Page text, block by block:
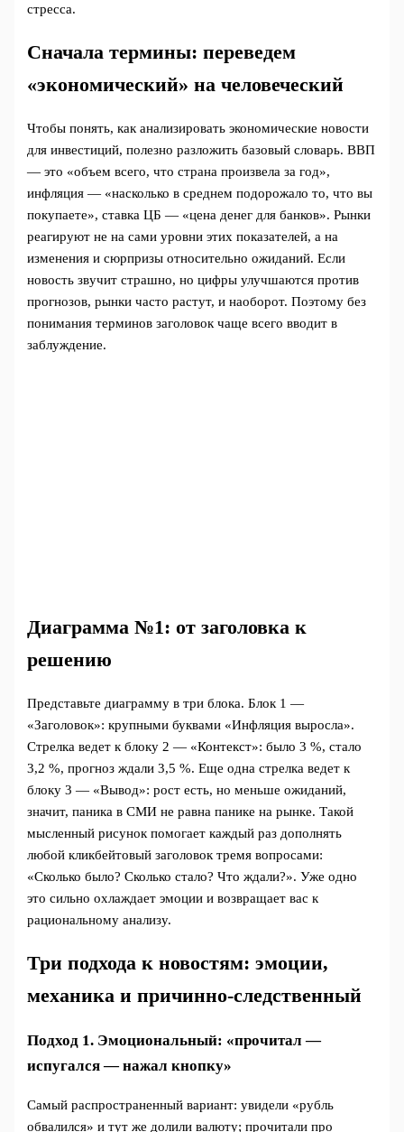
стресса.
Сначала термины: переведем
«экономический» на человеческий
Чтобы понять, как анализировать экономические новости
для инвестиций, полезно разложить базовый словарь. ВВП
— это «объем всего, что страна произвела за год»,
инфляция — «насколько в среднем подорожало то, что вы
покупаете», ставка ЦБ — «цена денег для банков». Рынки
реагируют не на сами уровни этих показателей, а на
изменения и сюрпризы относительно ожиданий. Если
новость звучит страшно, но цифры улучшаются против
прогнозов, рынки часто растут, и наоборот. Поэтому без
понимания терминов заголовок чаще всего вводит в
заблуждение.
Диаграмма №1: от заголовка к
решению
Представьте диаграмму в три блока. Блок 1 —
«Заголовок»: крупными буквами «Инфляция выросла».
Стрелка ведет к блоку 2 — «Контекст»: было 3 %, стало
3,2 %, прогноз ждали 3,5 %. Еще одна стрелка ведет к
блоку 3 — «Вывод»: рост есть, но меньше ожиданий,
значит, паника в СМИ не равна панике на рынке. Такой
мысленный рисунок помогает каждый раз дополнять
любой кликбейтовый заголовок тремя вопросами:
«Сколько было? Сколько стало? Что ждали?». Уже одно
это сильно охлаждает эмоции и возвращает вас к
рациональному анализу.
Три подхода к новостям: эмоции,
механика и причинно‑следственный
Подход 1. Эмоциональный: «прочитал —
испугался — нажал кнопку»
Самый распространенный вариант: увидели «рубль
обвалился» и тут же долили валюту; прочитали про